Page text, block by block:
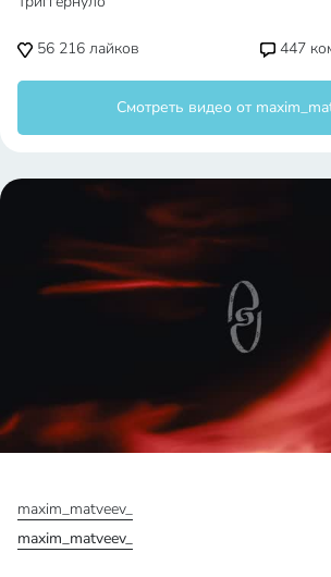
56 216 лайков 447
Смотреть видео от
maxim_matveev_
maxim_matveev_